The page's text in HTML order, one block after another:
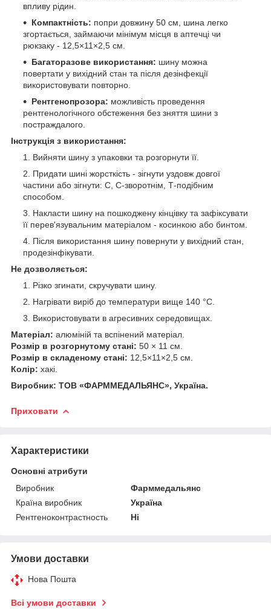
впливу рідин.
Компактність: попри довжину 50 см, шина легко
згортається, займаючи мінімум місця в аптечці чи
рюкзаку - 12,5×11×2,5 см.
Багаторазове використання: шину можна
повертати у вихідний стан та після дезінфекції
використовувати повторно.
Рентгенопрозора: можливість проведення
рентгенологічного обстеження без зняття шини з
постраждалого.
Інструкція з використання:
Вийняти шину з упаковки та розгорнути її.
Придати шині жорсткість - зігнути уздовж довгої
частини або зігнути: С, С-зворотнім, Т-подібним
способом.
Накласти шину на пошкоджену кінцівку та зафіксувати
її перев'язувальним матеріалом - косинкою або бинтом.
Після використання шину повернути у вихідний стан,
продезінфікувати.
Не дозволяється:
Різко згинати, скручувати шину.
Нагрівати виріб до температури вище 140 °C.
Використовувати в агресивних середовищах.
Матеріал: алюміній та вспінений матеріал.
Розмір в розгорнутому стані: 50 × 11 см.
Розмір в складеному стані: 12,5×11×2,5 см.
Колір: хакі.
Виробник: ТОВ «ФАРММЕДАЛЬЯНС», Україна.
Приховати
Характеристики
Основні атрибути
Виробник
Фарммедальянс
Країна виробник
Україна
Рентгеноконтрастность
Ні
Умови доставки
Нова Пошта
Всі умови доставки